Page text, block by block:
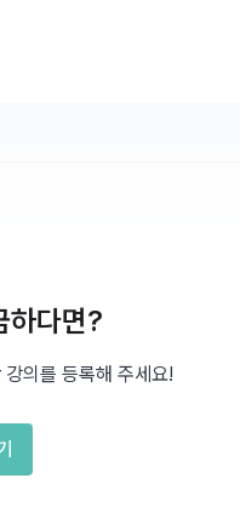
하다면?
의를 등록해 주세요!